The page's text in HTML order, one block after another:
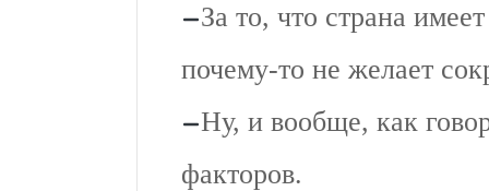
За то, что страна
почему-то не желает
Ну, и вообще, как
факторов.